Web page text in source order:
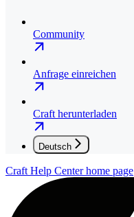
Community
Anfrage einreichen
Craft herunterladen
Deutsch
Craft Help Centerhome page